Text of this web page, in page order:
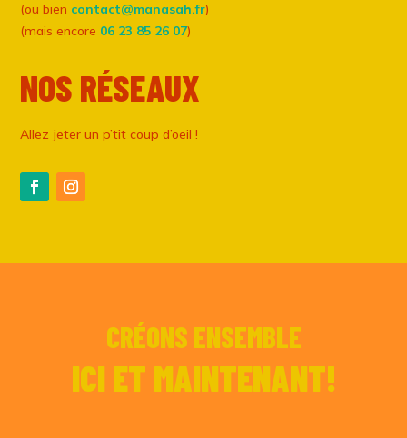
(ou bien contact@manasah.fr)
(mais encore 06 23 85 26 07)
NOS RÉSEAUX
Allez jeter un p’tit coup d’oeil !
CRÉONS ENSEMBLE
ICI ET MAINTENANT!